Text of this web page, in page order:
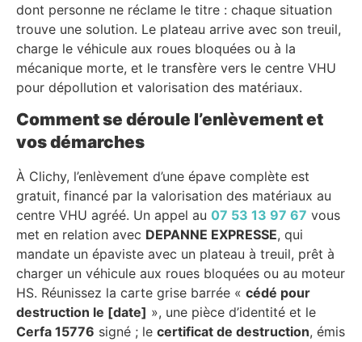
dont personne ne réclame le titre : chaque situation
trouve une solution. Le plateau arrive avec son treuil,
charge le véhicule aux roues bloquées ou à la
mécanique morte, et le transfère vers le centre VHU
pour dépollution et valorisation des matériaux.
Comment se déroule l’enlèvement et
vos démarches
À Clichy, l’enlèvement d’une épave complète est
gratuit, financé par la valorisation des matériaux au
centre VHU agréé. Un appel au 07 53 13 97 67 vous
met en relation avec DEPANNE EXPRESSE, qui
mandate un épaviste avec un plateau à treuil, prêt à
charger un véhicule aux roues bloquées ou au moteur
HS. Réunissez la carte grise barrée « cédé pour
destruction le [date] », une pièce d’identité et le
Cerfa 15776 signé ; le certificat de destruction, émis